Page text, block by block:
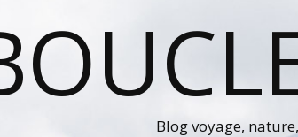
Blog voyage,